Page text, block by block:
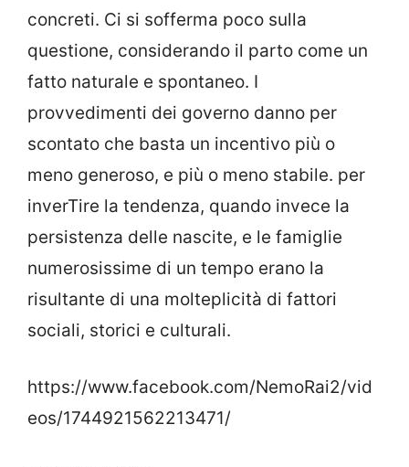
concreti. Ci si sofferma poco sulla
questione, considerando il parto come un
fatto naturale e spontaneo. I
provvedimenti dei governo danno per
scontato che basta un incentivo più o
meno generoso, e più o meno stabile. per
inverTire la tendenza, quando invece la
persistenza delle nascite, e le famiglie
numerosissime di un tempo erano la
risultante di una molteplicità di fattori
sociali, storici e culturali.
https://www.facebook.com/NemoRai2/vid
eos/1744921562213471/